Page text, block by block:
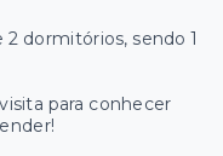
2 dormitórios, sendo 1
para conhecer